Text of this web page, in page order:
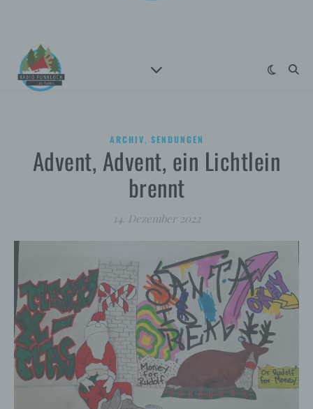
ARCHIV, SENDUNGEN
Advent, Advent, ein Lichtlein
brennt
14. Dezember 2022